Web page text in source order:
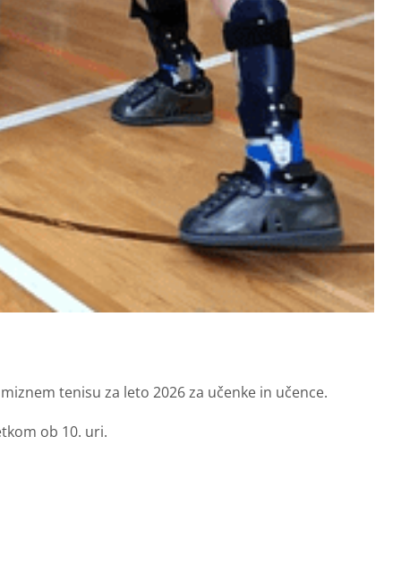
tenisu za leto 2026 za učenke in učence.
ob 10. uri.